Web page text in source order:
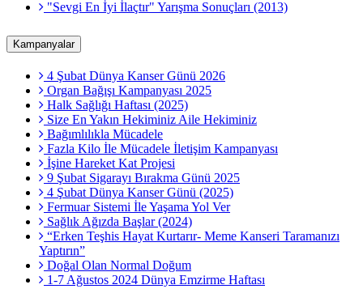
"Sevgi En İyi İlaçtır" Yarışma Sonuçları (2013)
Kampanyalar
4 Şubat Dünya Kanser Günü 2026
Organ Bağışı Kampanyası 2025
Halk Sağlığı Haftası (2025)
Size En Yakın Hekiminiz Aile Hekiminiz
Bağımlılıkla Mücadele
Fazla Kilo İle Mücadele İletişim Kampanyası
İşine Hareket Kat Projesi
9 Şubat Sigarayı Bırakma Günü 2025
4 Şubat Dünya Kanser Günü (2025)
Fermuar Sistemi İle Yaşama Yol Ver
Sağlık Ağızda Başlar (2024)
“Erken Teşhis Hayat Kurtarır- Meme Kanseri Taramanızı
Yaptırın”
Doğal Olan Normal Doğum
1-7 Ağustos 2024 Dünya Emzirme Haftası